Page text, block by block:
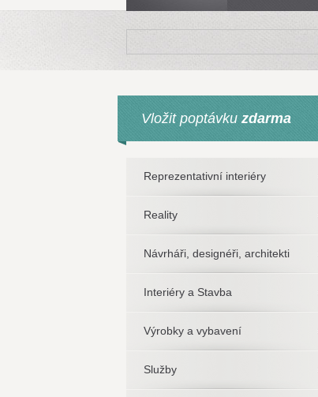
Vložit poptávku zdarma
Reprezentativní interiéry
Reality
Návrháři, designéři, architekti
Interiéry a Stavba
Výrobky a vybavení
Služby